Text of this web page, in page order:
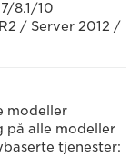
8.1/10
/ Server 2012 /
modeller
på alle modeller
tjenester: